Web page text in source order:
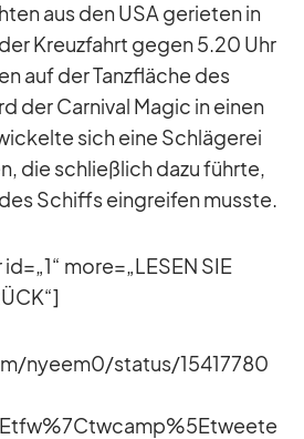
aus den USA ge­rie­ten in
Kreuz­fahrt ge­gen 5.20 Uhr
auf der Tanz­flä­che des
der Car­ni­val Ma­gic in ei­nen
sich eine Schlä­ge­rei
die schließ­lich dazu führte,
Schiffs ein­grei­fen musste.
more=„LESEN SIE
nyeem0/status/15417780